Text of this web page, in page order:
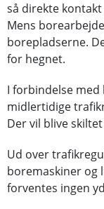
så direkte
Mens
borepladserne.
for hegnet.
I forbindelse
midlertidige
Der vil blive
Ud over
boremaskiner og
forventes ingen